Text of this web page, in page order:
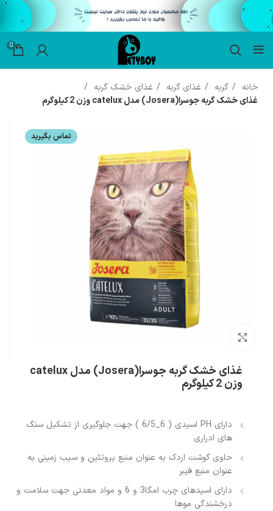
0
خانه گربه غذای گربه
غذای خشک گربه
غذای خشک گربه جوسرا(Josera) مدل catelux وزن 2 کیلوگرم
تماس بگیرید
غذای خشک گربه جوسرا(Josera) مدل catelux
وزن 2 کیلوگرم
دارای PH اسیدی ( 6_6/5 ) جهت جلوگیری از تشکیل سنگ
های ادراری
حاوی گوشت اردک به عنوان منبع پروتئین و سیب زمینی به
عنوان منبع فیبر
دارای اسیدهای چرب امگا3 و 6 و مواد معدنی جهت سلامت و
درخشندگی موها